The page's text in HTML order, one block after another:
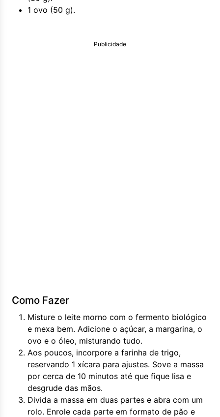
1 ovo (50 g).
Publicidade
Como Fazer
Misture o leite morno com o fermento biológico
e mexa bem. Adicione o açúcar, a margarina, o
ovo e o óleo, misturando tudo.
Aos poucos, incorpore a farinha de trigo,
reservando 1 xícara para ajustes. Sove a massa
por cerca de 10 minutos até que fique lisa e
desgrude das mãos.
Divida a massa em duas partes e abra com um
rolo. Enrole cada parte em formato de pão e